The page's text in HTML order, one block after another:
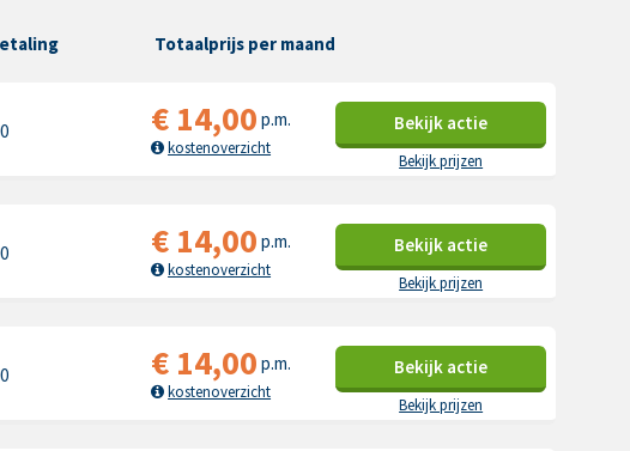
Totaalprijs per maand
€ 14,00 p.m.
kostenoverzicht
Bekijk actie
Bekijk prijzen
€ 14,00 p.m.
kostenoverzicht
Bekijk actie
Bekijk prijzen
€ 14,00 p.m.
kostenoverzicht
Bekijk actie
Bekijk prijzen